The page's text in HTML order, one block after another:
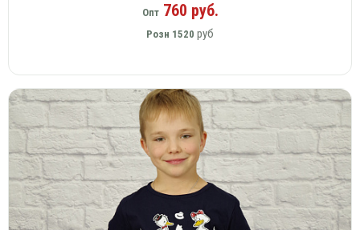
Опт760 руб.
Розн 1520 руб